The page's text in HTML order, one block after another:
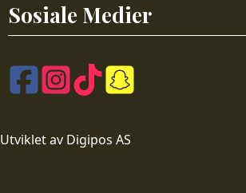
Sosiale Medier
Utviklet av Digipos AS